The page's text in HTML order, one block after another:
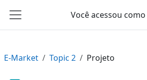
Painel lateral
Você acessou
E-Market Topic 2 Projeto